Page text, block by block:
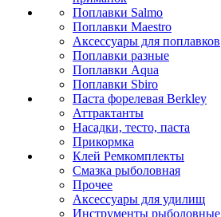
Поплавки Salmo
Поплавки Maestro
Аксессуары для поплавков
Поплавки разные
Поплавки Aqua
Поплавки Sbiro
Паста форелевая Berkley
Аттрактанты
Насадки, тесто, паста
Прикормка
Клей Ремкомплекты
Смазка рыболовная
Прочее
Аксессуары для удилищ
Инструменты рыболовные